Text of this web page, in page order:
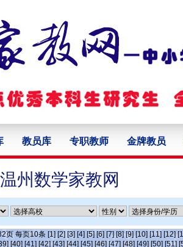
教员库 专职教师 金牌教员
温州数学家教网
页 每页10条 [1] [2] [3] [4] [5] [6] [7] [8] [9] [10] [11] [12]
[40] [41] [42] [43] [44] [45] [46] [47] [48] [49] [50] [51]